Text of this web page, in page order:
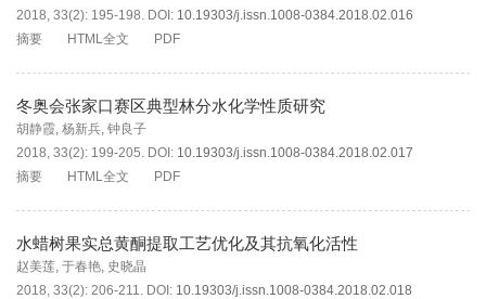
2018, 33(2): 195-198. DOI: 10.19303/j.issn.1008-0384.2018.02.016
摘要
HTML全文 PDF
冬奥会张家口赛区典型林分水化学性质研究
胡静霞, 杨新兵, 钟良子
2018, 33(2): 199-205. DOI: 10.19303/j.issn.1008-0384.2018.02.017
摘要
HTML全文 PDF
水蜡树果实总黄酮提取工艺优化及其抗氧化活性
赵美莲, 于春艳, 史晓晶
2018, 33(2): 206-211. DOI: 10.19303/j.issn.1008-0384.2018.02.018